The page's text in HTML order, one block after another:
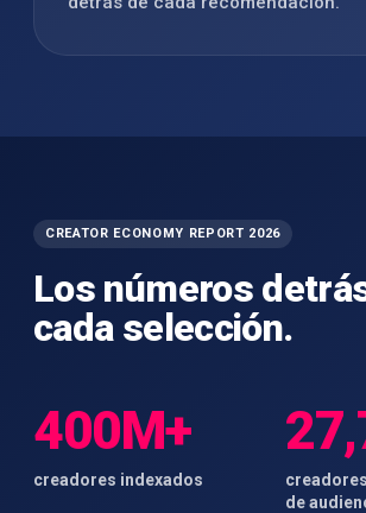
CREATOR ECONOMY REPORT 2026
Los números
cada selección.
400M+
creadores indexados
de